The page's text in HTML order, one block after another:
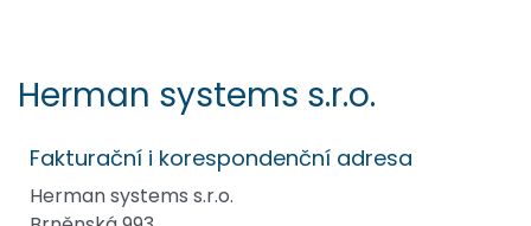
Herman systems s.r.o.
Fakturační i korespondenční adresa
Herman systems s.r.o.